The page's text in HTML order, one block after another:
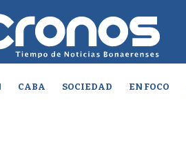
CABA SOCIEDAD EN FOCO